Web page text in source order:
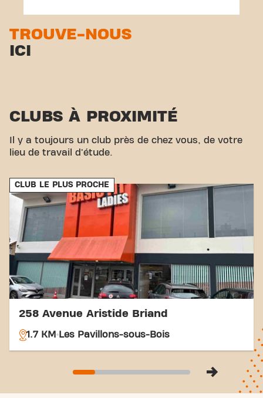
TROUVE-NOUS
ICI
CLUBS À PROXIMITÉ
Il y a toujours un club près de chez vous, de votre
lieu de travail d'étude.
CLUB LE PLUS PROCHE
258 Avenue Aristide Briand
1.7 KM Les Pavillons-sous-Bois